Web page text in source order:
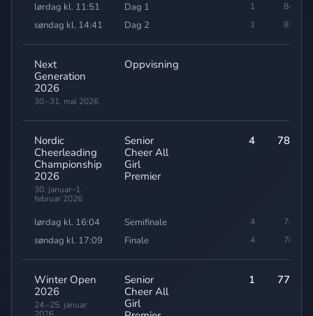
lørdag kl. 11:51 Dag 1 1 84,10
søndag kl. 14:41 Dag 2 1 82,10
Next
Generation
2026
30.–31. mai 2026
Oppvisning
Nordic
Cheerleading
Championship
2026
30. januar–1.
februar 2026
Senior
Cheer All
Girl
Premier
4 78,79
lørdag kl. 16:04 Semifinale 4 74,50
søndag kl. 17:09 Finale 4 78,79
Winter Open
2026
24.–25. januar
Senior
Cheer All
Girl
1 77,80